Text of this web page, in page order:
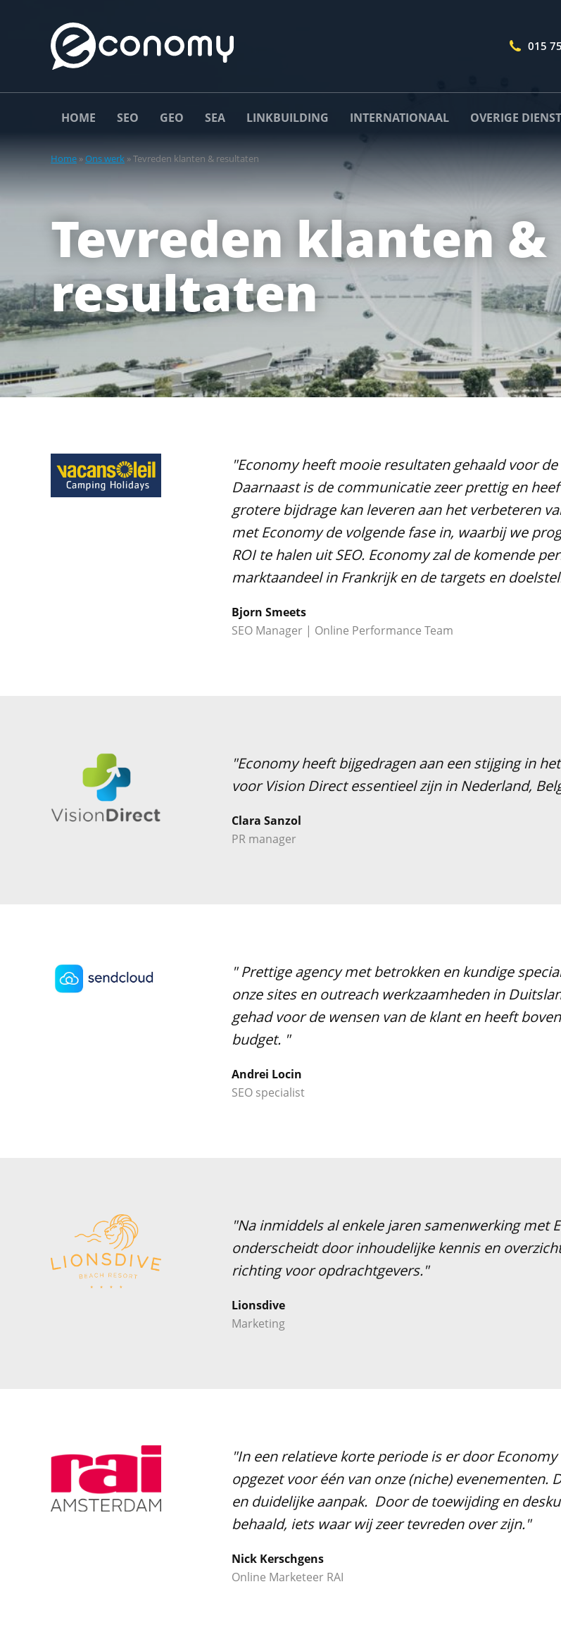
015
HOME SEO GEO SEA LINKBUILDING INTERNATIONAAL OVERIGE
Home»Ons werk »Tevreden klanten & resultaten
Tevreden klanten &
resultaten
"Economy heeft mooie resultaten gehaald voor
Daarnaast is de communicatie zeer prettig en
grotere bijdrage kan leveren aan het verbeteren
met Economy de volgende fase in, waarbij we
ROI te halen uit SEO. Economy zal de komende
marktaandeel in Frankrijk en de targets en
Bjorn Smeets
SEO Manager | Online Performance Team
"Economy heeft bijgedragen aan een stijging in
voor Vision Direct essentieel zijn in Nederland,
Clara Sanzol
PR manager
" Prettige agency met betrokken en kundige
onze sites en outreach werkzaamheden in
gehad voor de wensen van de klant en heeft
budget. "
Andrei Locin
SEO specialist
"Na inmiddels al enkele jaren samenwerking met
onderscheidt door inhoudelijke kennis en
richting voor opdrachtgevers."
Lionsdive
Marketing
"In een relatieve korte periode is er door
opgezet voor één van onze (niche)
en duidelijke aanpak. Door de toewijding en
behaald, iets waar wij zeer tevreden over zijn."
Nick Kerschgens
Online Marketeer RAI
Naam *
Telefoonnummer*
Recaptcha